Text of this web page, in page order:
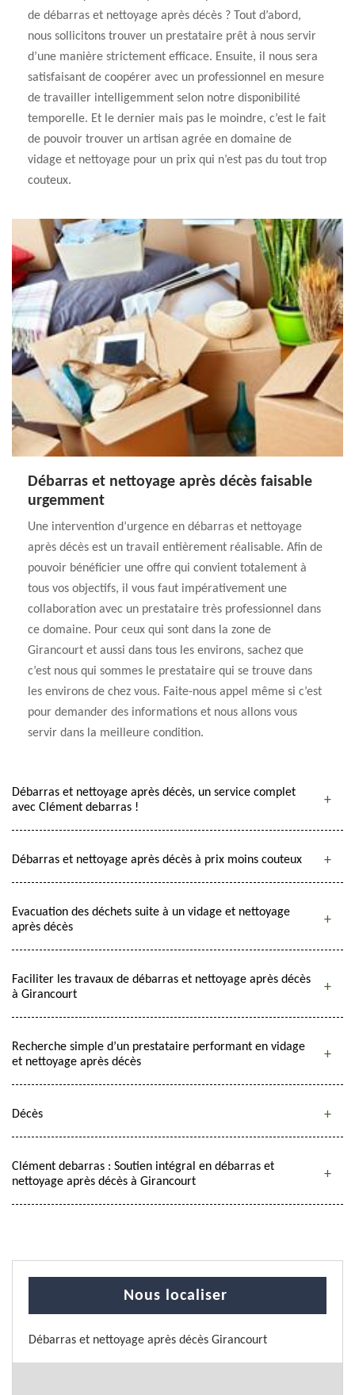
de débarras et nettoyage après décès ? Tout d’abord,
nous sollicitons trouver un prestataire prêt à nous servir
d’une manière strictement efficace. Ensuite, il nous sera
satisfaisant de coopérer avec un professionnel en mesure
de travailler intelligemment selon notre disponibilité
temporelle. Et le dernier mais pas le moindre, c’est le fait
de pouvoir trouver un artisan agrée en domaine de
vidage et nettoyage pour un prix qui n’est pas du tout trop
couteux.
Débarras et nettoyage après décès faisable
urgemment
Une intervention d’urgence en débarras et nettoyage
après décès est un travail entièrement réalisable. Afin de
pouvoir bénéficier une offre qui convient totalement à
tous vos objectifs, il vous faut impérativement une
collaboration avec un prestataire très professionnel dans
ce domaine. Pour ceux qui sont dans la zone de
Girancourt et aussi dans tous les environs, sachez que
c’est nous qui sommes le prestataire qui se trouve dans
les environs de chez vous. Faite-nous appel même si c’est
pour demander des informations et nous allons vous
servir dans la meilleure condition.
Débarras et nettoyage après décès, un service complet
avec Clément debarras !
Débarras et nettoyage après décès à prix moins couteux
Evacuation des déchets suite à un vidage et nettoyage
après décès
Faciliter les travaux de débarras et nettoyage après décès
à Girancourt
Recherche simple d’un prestataire performant en vidage
et nettoyage après décès
Décès
Clément debarras : Soutien intégral en débarras et
nettoyage après décès à Girancourt
Nous localiser
Débarras et nettoyage après décès Girancourt